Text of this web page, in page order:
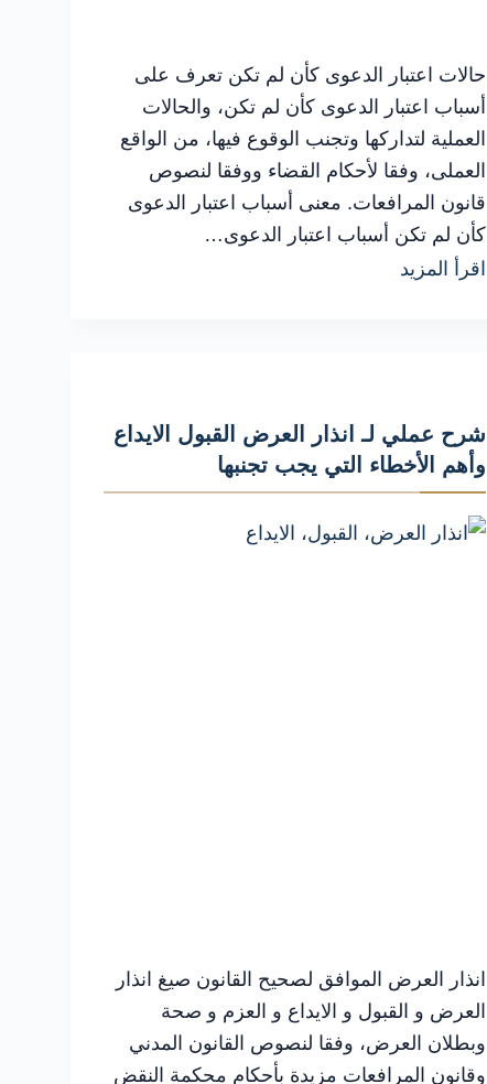
حالات اعتبار الدعوى كأن لم تكن تعرف على
أسباب اعتبار الدعوى كأن لم تكن، والحالات
العملية لتداركها وتجنب الوقوع فيها، من الواقع
العملى، وفقا لأحكام القضاء ووفقا لنصوص
قانون المرافعات. معنى أسباب اعتبار الدعوى
كأن لم تكن أسباب اعتبار الدعوى…
اقرأ المزيد
اعتبار
الدعوى
لحماية
شرح عملي لـ انذار العرض القبول الايداع
وأهم الأخطاء التي يجب تجنبها
انذار العرض الموافق لصحيح القانون صيغ انذار
العرض و القبول و الايداع و العزم و صحة
وبطلان العرض، وفقا لنصوص القانون المدني
وقانون المرافعات مزيدة بأحكام محكمة النقض